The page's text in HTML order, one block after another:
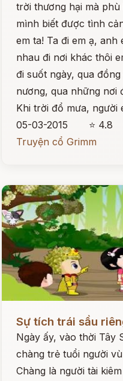
trời thương hại mà
mình biết được tình
em ta! Ta đi em ạ, anh
nhau đi nơi khác thôi
đi suốt ngày, qua
nương, qua những nơi
Khi trời đổ mưa, người
05-03-2015
⭐ 4.8
Truyện cổ Grimm
Sự tích trái sầu
Ngày ấy, vào thời Tây
chàng trẻ tuổi người
Chàng là người tài